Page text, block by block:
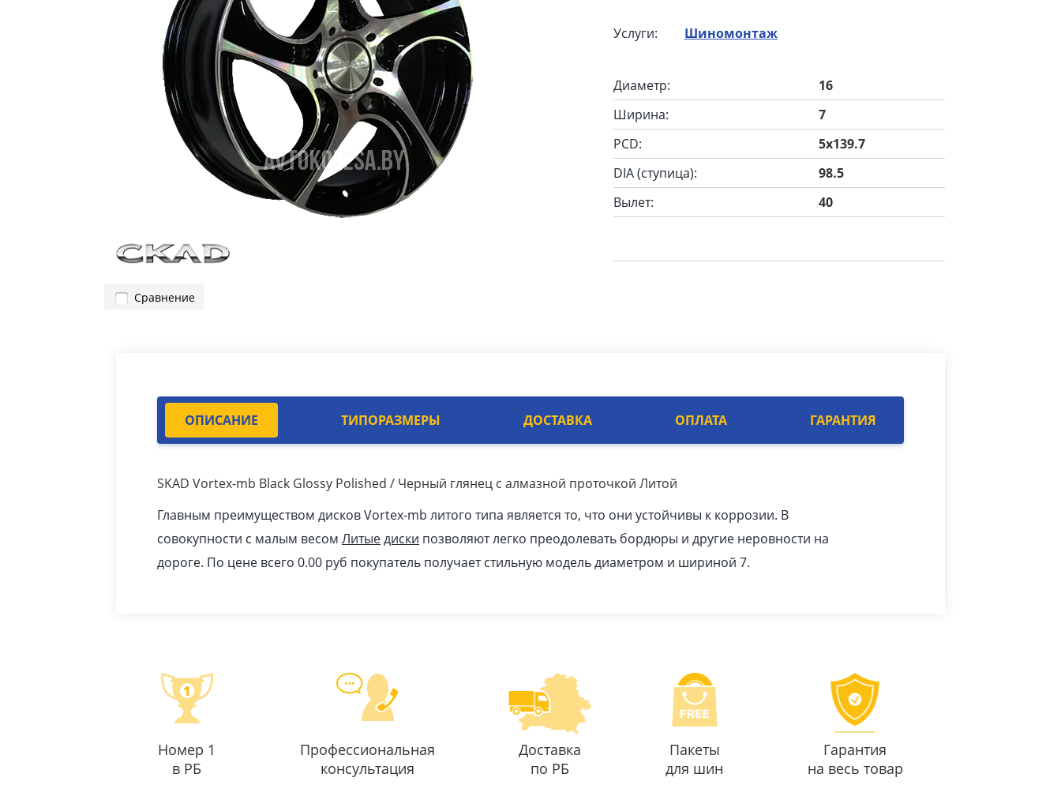
Сравнение
Услуги: Шиномонтаж
Диаметр:
16
Ширина:
7
PCD:
5x139.7
DIA (ступица):
98.5
Вылет:
40
ОПИСАНИЕ ТИПОРАЗМЕРЫ ДОСТАВКА ОПЛАТА ГАРАНТИЯ
SKAD Vortex-mb Black Glossy Polished / Черный глянец с алмазной проточкой Литой
Главным преимуществом дисков Vortex-mb литого типа является то, что они устойчивы к коррозии. В
совокупности с малым весом Литыедиски позволяют легко преодолевать бордюры и другие неровности на
дороге. По цене всего 0.00 pуб покупатель получает стильную модель диаметром и шириной 7.
Номер 1
в РБ
Профессиональная
консультация
Доставка
по РБ
Пакеты
для шин
Гарантия
на весь товар